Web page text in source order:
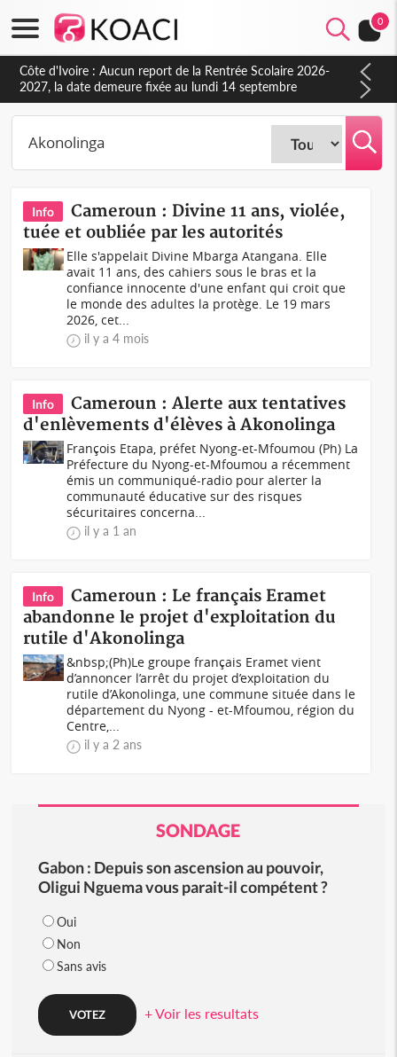
0
Côte d'Ivoire : Aucun report de la Rentrée Scolaire 2026-
2027, la date demeure fixée au lundi 14 septembre
(Ministère)
Info
Cameroun : Divine 11 ans, violée,
tuée et oubliée par les autorités
Elle s'appelait Divine Mbarga Atangana. Elle
avait 11 ans, des cahiers sous le bras et la
confiance innocente d'une enfant qui croit que
le monde des adultes la protège. Le 19 mars
2026, cet...
il y a 4 mois
Info
Cameroun : Alerte aux tentatives
d'enlèvements d'élèves à Akonolinga
François Etapa, préfet Nyong-et-Mfoumou (Ph) La
Préfecture du Nyong-et-Mfoumou a récemment
émis un communiqué-radio pour alerter la
communauté éducative sur des risques
sécuritaires concerna...
il y a 1 an
Info
Cameroun : Le français Eramet
abandonne le projet d'exploitation du
rutile d'Akonolinga
&nbsp;(Ph)Le groupe français Eramet vient
d’annoncer l’arrêt du projet d’exploitation du
rutile d’Akonolinga, une commune située dans le
département du Nyong - et-Mfoumou, région du
Centre,...
il y a 2 ans
SONDAGE
Gabon : Depuis son ascension au pouvoir,
Oligui Nguema vous parait-il compétent ?
Oui
Non
Sans avis
+ Voir les resultats